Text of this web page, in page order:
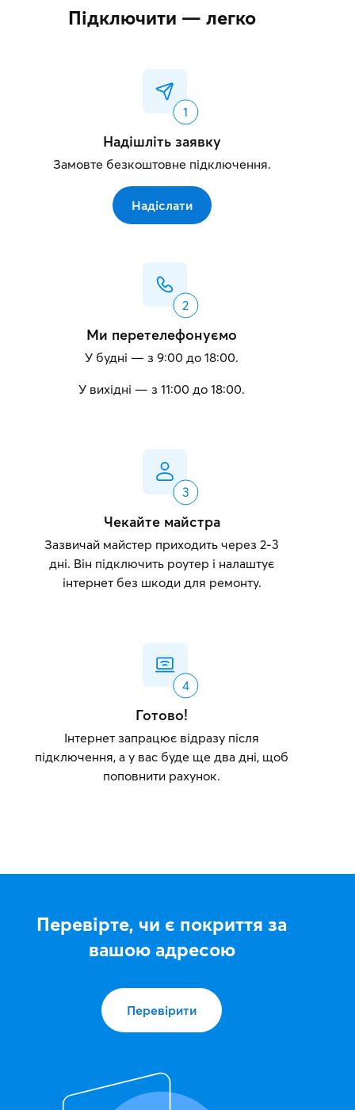
Підключити — легко
Надішліть заявку
Замовте безкоштовне підключення.
Надіслати
Ми перетелефонуємо
У будні — з 9:00 до 18:00.
У вихідні — з 11:00 до 18:00.
Чекайте майстра
Зазвичай майстер приходить через 2-3
дні. Він підключить роутер і налаштує
інтернет без шкоди для ремонту.
Готово!
Інтернет запрацює відразу після
підключення, а у вас буде ще два дні, щоб
поповнити рахунок.
Перевірте, чи є покриття за
вашою адресою
Перевірити